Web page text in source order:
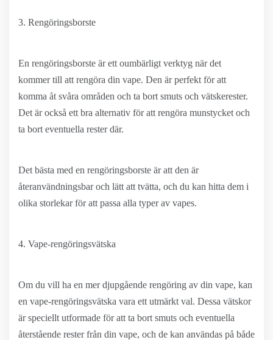
3. Rengöringsborste
En rengöringsborste är ett oumbärligt verktyg när det
kommer till att rengöra din vape. Den är perfekt för att
komma åt svåra områden och ta bort smuts och vätskerester.
Det är också ett bra alternativ för att rengöra munstycket och
ta bort eventuella rester där.
Det bästa med en rengöringsborste är att den är
återanvändningsbar och lätt att tvätta, och du kan hitta dem i
olika storlekar för att passa alla typer av vapes.
4. Vape-rengöringsvätska
Om du vill ha en mer djupgående rengöring av din vape, kan
en vape-rengöringsvätska vara ett utmärkt val. Dessa vätskor
är speciellt utformade för att ta bort smuts och eventuella
återstående rester från din vape, och de kan användas på både